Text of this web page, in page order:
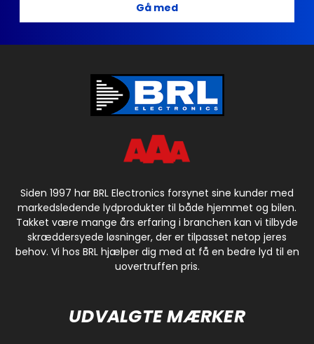
Gå med
Siden 1997 har BRL Electronics forsynet sine kunder med
markedsledende lydprodukter til både hjemmet og bilen.
Takket være mange års erfaring i branchen kan vi tilbyde
skræddersyede løsninger, der er tilpasset netop jeres
behov. Vi hos BRL hjælper dig med at få en bedre lyd til en
uovertruffen pris.
UDVALGTE MÆRKER